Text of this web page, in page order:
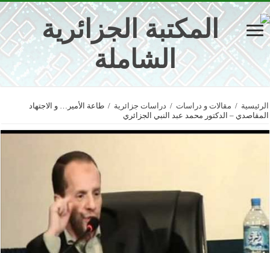
الرئيسية / مقالات و دراسات / دراسات جزائرية / طاعة الأمير… و الاجتهاد
المقاصدي – الدكتور محمد عبد النبي الجزائري